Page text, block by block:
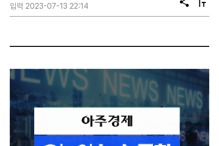
입력 2023-07-13 22:14
공
유
텍
스